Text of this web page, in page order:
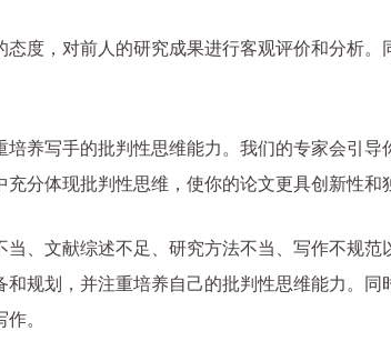
态度，对前人的研究成果进行客观评价和分析
养写手的批判性思维能力。我们的专家会引
分体现批判性思维，使你的论文更具创新性和
、文献综述不足、研究方法不当、写作不规
规划，并注重培养自己的批判性思维能力。
。